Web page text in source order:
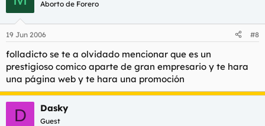
Aborto de Forero
19 Jun 2006 #8
folladicto se te a olvidado mencionar que es un
prestigioso comico aparte de gran empresario y te hara
una página web y te hara una promoción
D Dasky
Guest